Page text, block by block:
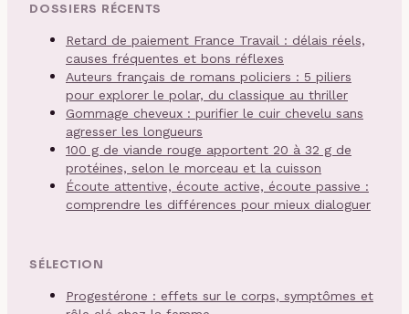
DOSSIERS RÉCENTS
Retard de paiement France Travail : délais réels,
causes fréquentes et bons réflexes
Auteurs français de romans policiers : 5 piliers
pour explorer le polar, du classique au thriller
Gommage cheveux : purifier le cuir chevelu sans
agresser les longueurs
100 g de viande rouge apportent 20 à 32 g de
protéines, selon le morceau et la cuisson
Écoute attentive, écoute active, écoute passive :
comprendre les différences pour mieux dialoguer
SÉLECTION
Progestérone : effets sur le corps, symptômes et